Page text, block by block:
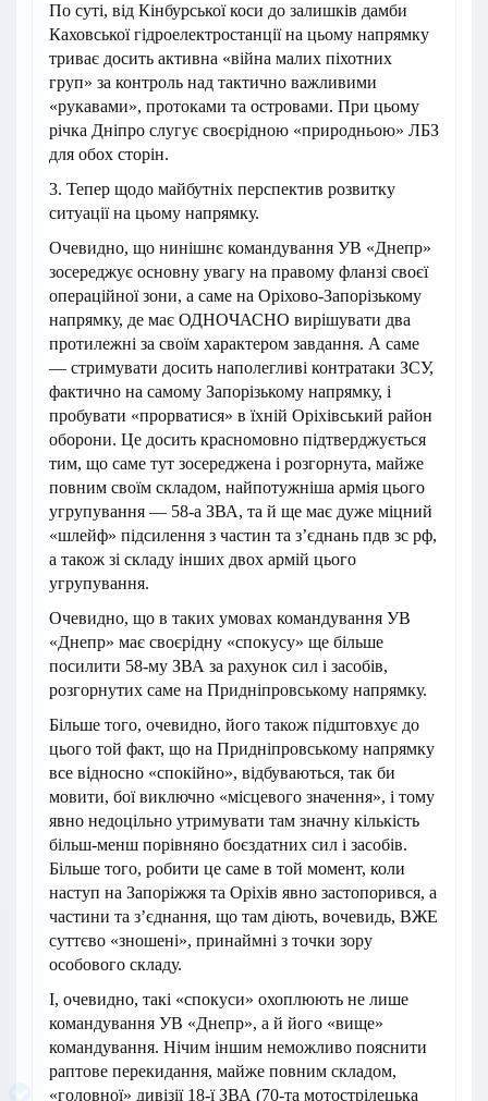
По суті, від Кінбурської коси до залишків дамби
Каховської гідроелектростанції на цьому напрямку
триває досить активна «війна малих піхотних
груп» за контроль над тактично важливими
«рукавами», протоками та островами. При цьому
річка Дніпро слугує своєрідною «природньою» ЛБЗ
для обох сторін.
3. Тепер щодо майбутніх перспектив розвитку
ситуації на цьому напрямку.
Очевидно, що нинішнє командування УВ «Днепр»
зосереджує основну увагу на правому фланзі своєї
операційної зони, а саме на Оріхово-Запорізькому
напрямку, де має ОДНОЧАСНО вирішувати два
протилежні за своїм характером завдання. А саме
— стримувати досить наполегливі контратаки ЗСУ,
фактично на самому Запорізькому напрямку, і
пробувати «прорватися» в їхній Оріхівський район
оборони. Це досить красномовно підтверджується
тим, що саме тут зосереджена і розгорнута, майже
повним своїм складом, найпотужніша армія цього
угрупування — 58-а ЗВА, та й ще має дуже міцний
«шлейф» підсилення з частин та з’єднань пдв зс рф,
а також зі складу інших двох армій цього
угрупування.
Очевидно, що в таких умовах командування УВ
«Днепр» має своєрідну «спокусу» ще більше
посилити 58-му ЗВА за рахунок сил і засобів,
розгорнутих саме на Придніпровському напрямку.
Більше того, очевидно, його також підштовхує до
цього той факт, що на Придніпровському напрямку
все відносно «спокійно», відбуваються, так би
мовити, бої виключно «місцевого значення», і тому
явно недоцільно утримувати там значну кількість
більш-менш порівняно боєздатних сил і засобів.
Більше того, робити це саме в той момент, коли
наступ на Запоріжжя та Оріхів явно застопорився, а
частини та з’єднання, що там діють, вочевидь, ВЖЕ
суттєво «зношені», принаймні з точки зору
особового складу.
І, очевидно, такі «спокуси» охоплюють не лише
командування УВ «Днепр», а й його «вище»
командування. Нічим іншим неможливо пояснити
раптове перекидання, майже повним складом,
«головної» дивізії 18-ї ЗВА (70-та мотострілецька